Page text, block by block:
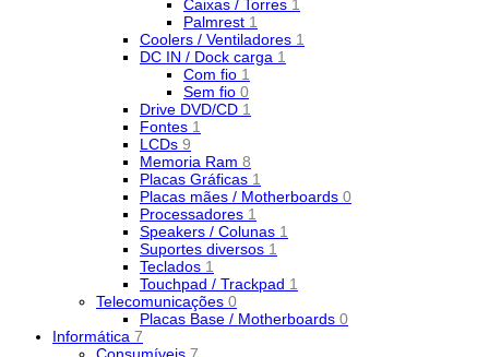
Caixas / Torres 1
Palmrest 1
Coolers / Ventiladores 1
DC IN / Dock carga 1
Com fio 1
Sem fio 0
Drive DVD/CD 1
Fontes 1
LCDs 9
Memoria Ram 8
Placas Gráficas 1
Placas mães / Motherboards 0
Processadores 1
Speakers / Colunas 1
Suportes diversos 1
Teclados 1
Touchpad / Trackpad 1
Telecomunicações 0
Placas Base / Motherboards 0
Informática 7